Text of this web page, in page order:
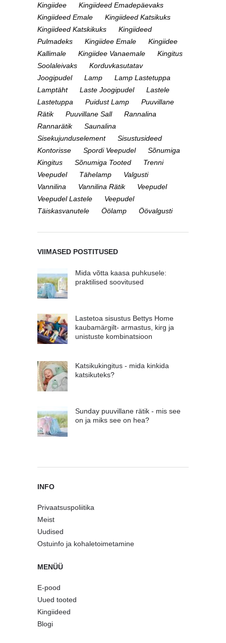
Kingiidee
Kingiideed Emadepäevaks
Kingiideed Emale
Kingiideed Katsikuks
Kingiideed Katskikuks
Kingiideed
Pulmadeks
Kingiidee Emale
Kingiidee
Kallimale
Kingiidee Vanaemale
Kingitus
Soolaleivaks
Korduvkasutatav
Joogipudel
Lamp
Lamp Lastetuppa
Lamptäht
Laste Joogipudel
Lastele
Lastetuppa
Puidust Lamp
Puuvillane
Rätik
Puuvillane Sall
Rannalina
Rannarätik
Saunalina
Sisekujunduselement
Sisustusideed
Kontorisse
Spordi Veepudel
Sõnumiga
Kingitus
Sõnumiga Tooted
Trenni
Veepudel
Tähelamp
Valgusti
Vannilina
Vannilina Rätik
Veepudel
Veepudel Lastele
Veepudel
Täiskasvanutele
Öölamp Öövalgusti
VIIMASED POSTITUSED
Mida võtta kaasa puhkusele:
praktilised soovitused
Lastetoa sisustus Bettys Home
kaubamärgilt- armastus, kirg ja
unistuste kombinatsioon
Katsikukingitus - mida kinkida
katsikuteks?
Sunday puuvillane rätik - mis see
on ja miks see on hea?
INFO
Privaatsuspoliitika
Meist
Uudised
Ostuinfo ja kohaletoimetamine
MENÜÜ
E-pood
Uued tooted
Kingiideed
Blogi